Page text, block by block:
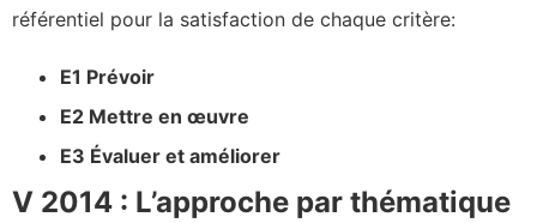
référentiel pour la satisfaction de chaque critère:
E1 Prévoir
E2 Mettre en œuvre
E3 Évaluer et améliorer
V 2014 : L’approche par thématique